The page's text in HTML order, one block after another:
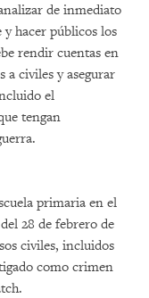
de inmediato
y hacer públicos los
rendir cuentas en
a civiles y asegurar
el
tengan
primaria en el
28 de febrero de
civiles, incluidos
como crimen